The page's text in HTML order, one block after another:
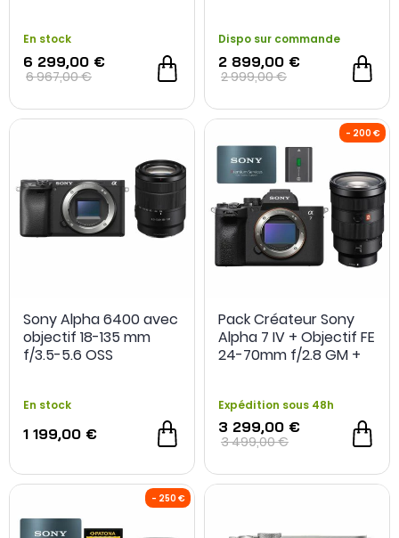
En stock
6 299,00 €
6 967,00 €
Dispo sur commande
2 899,00 €
2 999,00 €
Sony Alpha 6400 avec
objectif 18-135 mm
f/3.5-5.6 OSS
En stock
1 199,00 €
Pack Créateur Sony
Alpha 7 IV + Objectif FE
24-70mm f/2.8 GM +
Expédition sous 48h
3 299,00 €
3 499,00 €